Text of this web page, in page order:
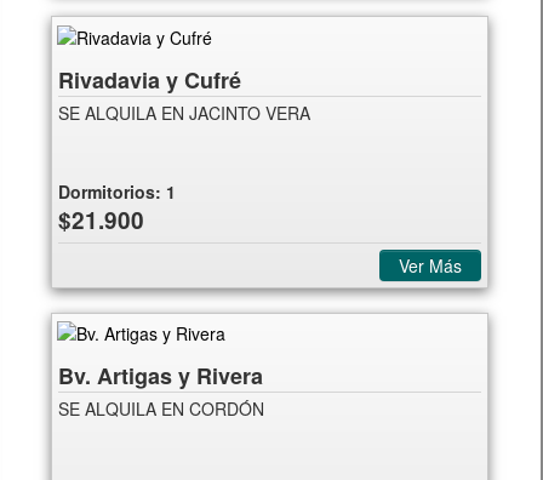
Rivadavia y Cufré
SE ALQUILA EN JACINTO VERA
Dormitorios: 1
$21.900
Ver Más
Bv. Artigas y Rivera
SE ALQUILA EN CORDÓN